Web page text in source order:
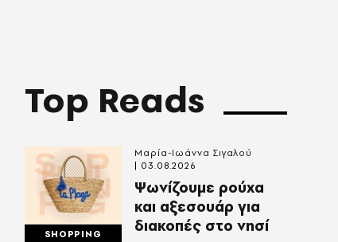
Top Reads
SHOPPING
Ψωνίζουμε ρούχα
και αξεσουάρ για
διακοπές στο νησί
Μαρία-Ιωάννα Σιγαλού
03.08.2026